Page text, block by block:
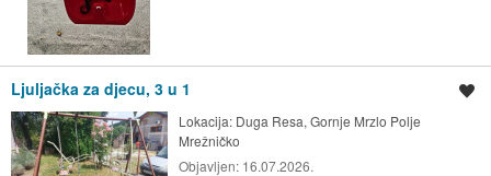
Ljuljačka za djecu, 3 u 1
Lokacija: Duga Resa, Gornje Mrzlo Polje
Mrežničko
Objavljen: 16.07.2026.